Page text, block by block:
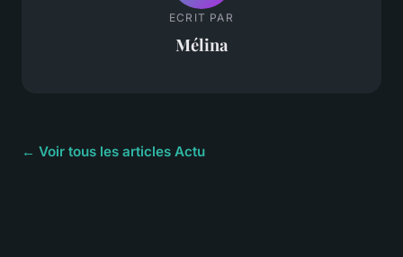
ECRIT PAR
Mélina
← Voir tous les articles Actu